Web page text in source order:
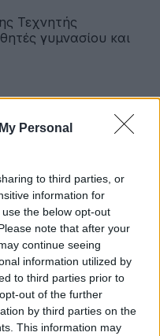
Personal
to third parties, or
information for
the below opt-out
note that after your
continue seeing
information utilized by
to third parties prior to
out of the further
by third parties on the
This information may
Τεχνητής
γυμνασίου και
το νέο Maxus T60 Max
Έργων η
ψηφιακό
γίνονται πιο